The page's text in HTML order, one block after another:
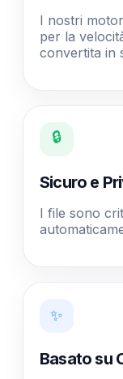
I nostri
per la
convertita in
🔒
Sicuro e
I file sono
✨
Basato su